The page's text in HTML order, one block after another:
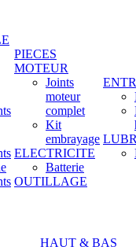
PIECES
MOTEUR
Joints
moteur
complet
Kit
embrayage
ELECTRICITE
Batterie
OUTILLAGE
HAUT & BAS